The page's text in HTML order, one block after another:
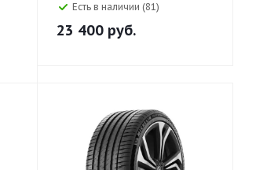
Есть в наличии (81)
23 400 руб.